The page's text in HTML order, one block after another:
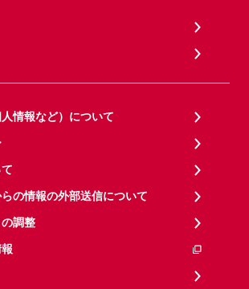
情報など）について
の情報の外部送信について
調整